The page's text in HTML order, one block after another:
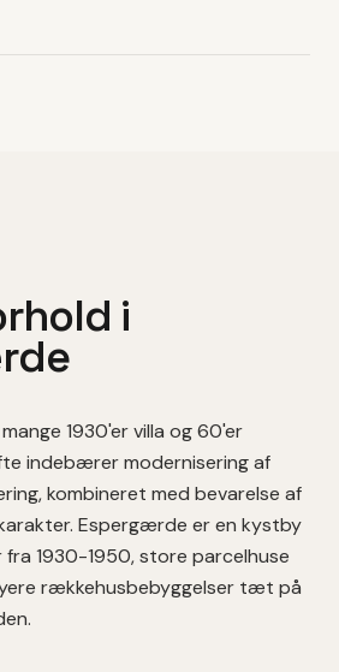
i
1930'er villa og 60'er
indebærer modernisering af
kombineret med bevarelse af
Espergærde er en kystby
fra 1930-1950, store parcelhuse
rækkehusbebyggelser tæt på